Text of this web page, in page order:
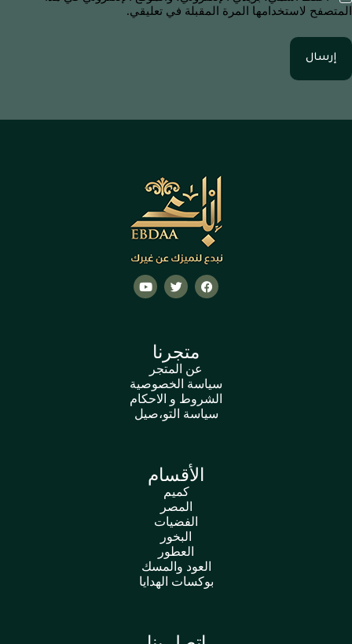
المتصفح لاستخدامها المرة المقبلة في تعليقي.
إرسال
متجرنا
عن المتجر
سياسة الخصوصية
الشروط و الاحكام
سياسة التو،صيل
الأقسام
كميم
المصر
الفضيات
البخور
العطور
العود والمسك
بوكسات الهدايا